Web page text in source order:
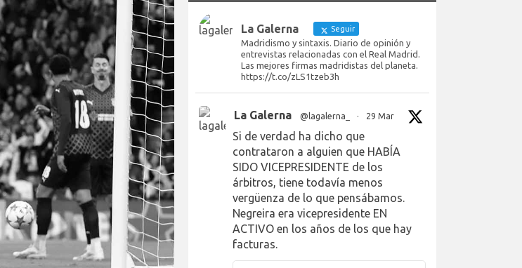
La Galerna Seguir
Madridismo y sintaxis. Diario de opinión y
entrevistas relacionadas con el Real Madrid.
Las mejores firmas madridistas del planeta.
https://t.co/zLS1tzeb3h
La Galerna @lagalerna_ · 29 Mar
Si de verdad ha dicho que
contrataron a alguien que HABÍA
SIDO VICEPRESIDENTE de los
árbitros, tiene todavía menos
vergüenza de lo que pensábamos.
Negreira era vicepresidente EN
ACTIVO en los años de los que hay
facturas.